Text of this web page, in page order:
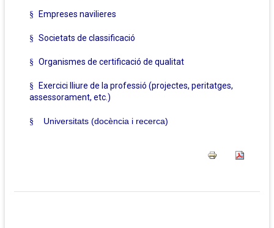
§ Empreses navilieres
§ Societats de classificació
§ Organismes de certificació de qualitat
§
Exercici lliure de la professió (projectes, peritatges,
assessorament, etc.)
§ Universitats (docència i recerca)